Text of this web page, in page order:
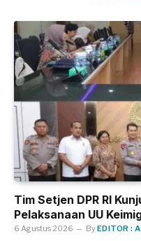
Tim Setjen DPR RI
Pelaksanaan UU
6 Agustus 2026 ByEDITOR :